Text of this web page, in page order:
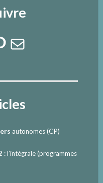
E-mail
autonomes (CP)
: l’intégrale (programmes